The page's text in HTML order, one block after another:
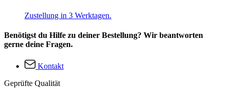
Zustellung in 3 Werktagen.
Benötigst du Hilfe zu deiner Bestellung? Wir beantworten
gerne deine Fragen.
Kontakt
Geprüfte Qualität